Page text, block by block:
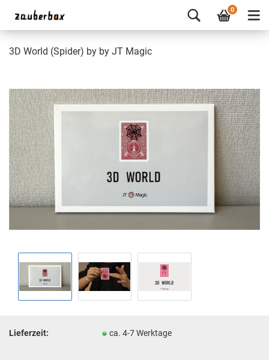
0
3D World (Spider) by by JT Magic
Lieferzeit: ca. 4-7 Werktage